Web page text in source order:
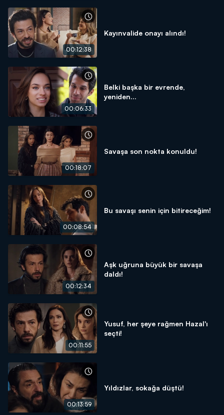
00:12:38
Kayınvalide onayı alındı!
00:06:33
Belki başka bir evrende,
yeniden...
00:18:07
Savaşa son nokta konuldu!
00:08:54
Bu savaşı senin için bitireceğim!
00:12:34
Aşk uğruna büyük bir savaşa
daldı!
00:11:55
Yusuf, her şeye rağmen Hazal'ı
seçti!
00:13:59
Yıldızlar, sokağa düştü!